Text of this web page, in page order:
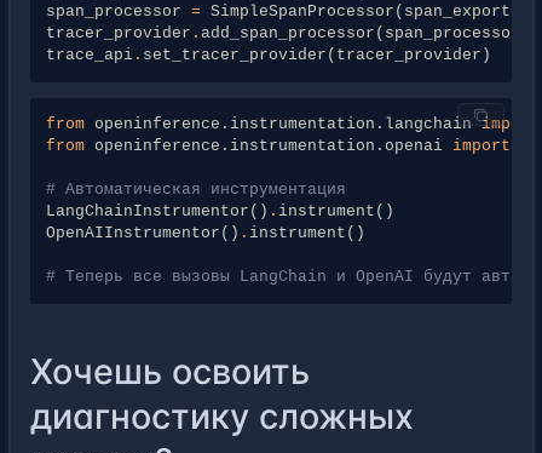
span_processor = SimpleSpanProcessor ( span_exporter
tracer_provider . add_span_processor ( span_processor
trace_api. set_tracer_provider ( tracer_provider )
from openinference.instrumentation.langchain import
from openinference.instrumentation.openai import
# Автоматическая инструментация
LangChainInstrumentor () . instrument ()
OpenAIInstrumentor () . instrument ()
# Теперь все вызовы LangChain и OpenAI будут
Хочешь освоить
диагностику сложных